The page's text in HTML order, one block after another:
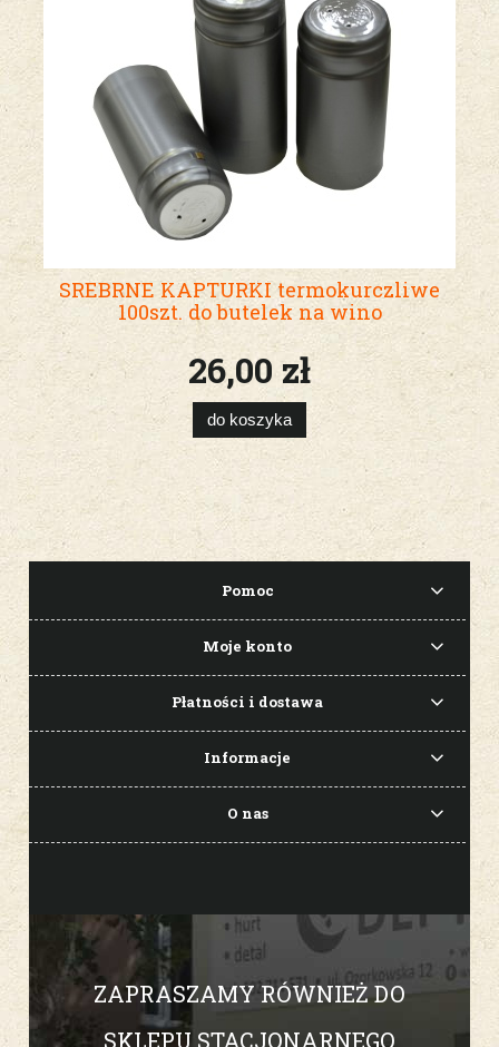
SREBRNE KAPTURKI termokurczliwe
100szt. do butelek na wino
26,00 zł
do koszyka
Pomoc
Moje konto
Płatności i dostawa
Informacje
O nas
ZAPRASZAMY RÓWNIEŻ DO
SKLEPU STACJONARNEGO